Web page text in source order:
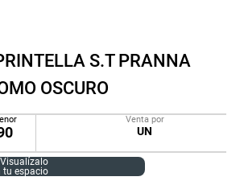
S.T PRANNA
OSCURO
Venta por
UN
Visualízalo
tu espacio